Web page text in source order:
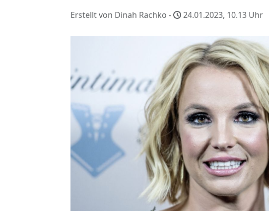
Erstellt von Dinah Rachko - 24.01.2023, 10.13 Uhr